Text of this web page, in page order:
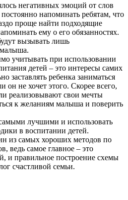
негативных эмоций от слов
напоминать ребятам, что
проще найти подходящие
ему о его обязанностях.
вызывать лишь
учитывать при использовании
детей – это интересы самих
заставлять ребенка заниматься
не хочет этого. Скорее всего,
реализовывают свои мечты
к желаниям малыша и поверить
лучшими и использовать
в воспитании детей.
из самых хороших методов по
ведь самое главное – это
и правильное построение схемы
счастливой семьи.